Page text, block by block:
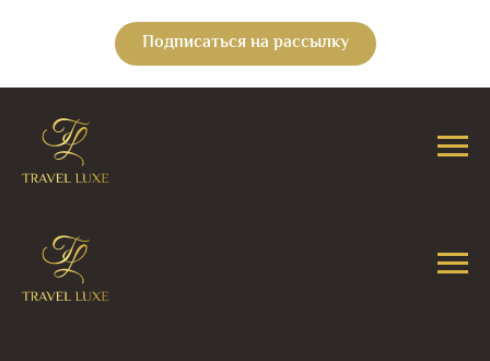
Подписаться на рассылку